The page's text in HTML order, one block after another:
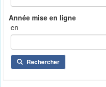
en
Rechercher